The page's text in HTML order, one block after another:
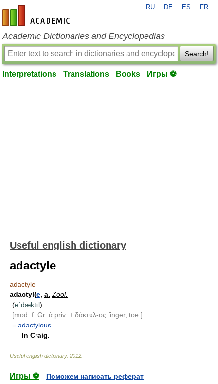
en-academic.com
RU DE ES FR
Academic Dictionaries and Encyclopedias
Search!
Interpretations Translations Books Игры ⚽
Useful english dictionary
adactyle
adactyle
adactyl(e, a. Zool.
(əˈdæktɪl)
[mod. f. Gr. ἀ priv. + δάκτυλ-ος finger, toe.]
= adactylous
In Craig.
Useful english dictionary. 2012
Игры ⚽
Поможем написать реферат